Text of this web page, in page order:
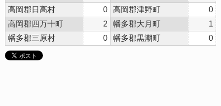
高岡郡日高村
0 高岡郡津野町
0
高岡郡四万十町
2 幡多郡大月町
1
幡多郡三原村
0 幡多郡黒潮町 0